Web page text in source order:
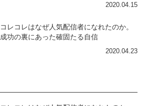
2020.04.15
コレコレはなぜ人気配信者になれたのか。
成功の裏にあった確固たる自信
2020.04.23